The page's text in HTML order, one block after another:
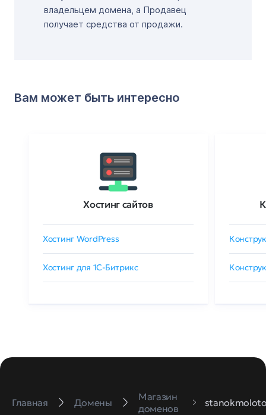
владельцем домена, а Продавец
получает средства от продажи.
Вам может быть интересно
Хостинг сайтов
Хостинг WordPress
Хостинг для 1C-Битрикс
Главная Домены
Магазин
доменов